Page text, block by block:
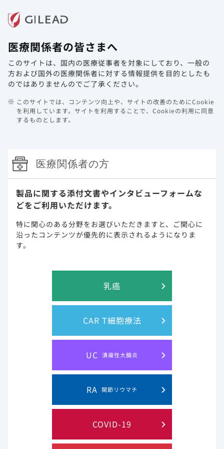
ホーム 製品情報
HIV/AIDS
メディカルアフェアーズ
動画コンテンツ
疾患関連情報
HIV/AIDS領域のメディカルニュースは、諸般の事情によ
り、2024年7月29日（月）をもって掲載を終了いたしま
した。
これまでのご愛顧に⼼より御礼申し上げます。​
ましては引き続きご利⽤いただけますので、変わらぬご
愛顧を賜りますようよろしくお願い申し上げます。
このウェブサイト上に含まれる情報は、医師または薬剤師による指導に
プライバシー・ステイトメン
ご利用規約
医療関係者の皆さまへ
このサイトは、国内の医療従事者を対象にしており、 一般の
方および国外の医療関係者に対する情報提供を目的としたも
のではありませんのでご了承ください。
このサイトでは、コンテンツ向上や、サイトの改善のためにCookie
を利用しています。 サイトを利用することで、Cookieの利用に同意
するものとします。
医療関係者の方
製品に関する添付文書やインタビューフォームな
どをご利用いただけます。
特に関心のある分野をお選びいただきますと、 ご関心に
沿ったコンテンツが優先的に表示されるようになりま
す。
乳癌
CAR T細胞療法
UC 潰瘍性大腸炎
RA 関節リウマチ
COVID-19